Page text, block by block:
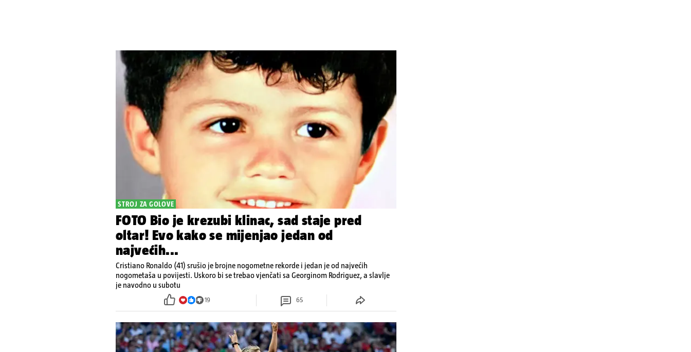
STROJ ZA GOLOVE
FOTO Bio je krezubi klinac, sad staje pred
oltar! Evo kako se mijenjao jedan od
najvećih...
Cristiano Ronaldo (41) srušio je brojne nogometne rekorde i jedan je od najvećih
nogometaša u povijesti. Uskoro bi se trebao vjenčati sa Georginom Rodriguez, a slavlje
je navodno u subotu
19 65